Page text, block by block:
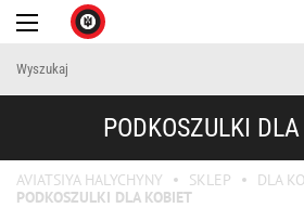
PODKOSZULKI
AVIATSIYA HALYCHYNY SKLEP
DLA
PODKOSZULKI DLA KOBIET